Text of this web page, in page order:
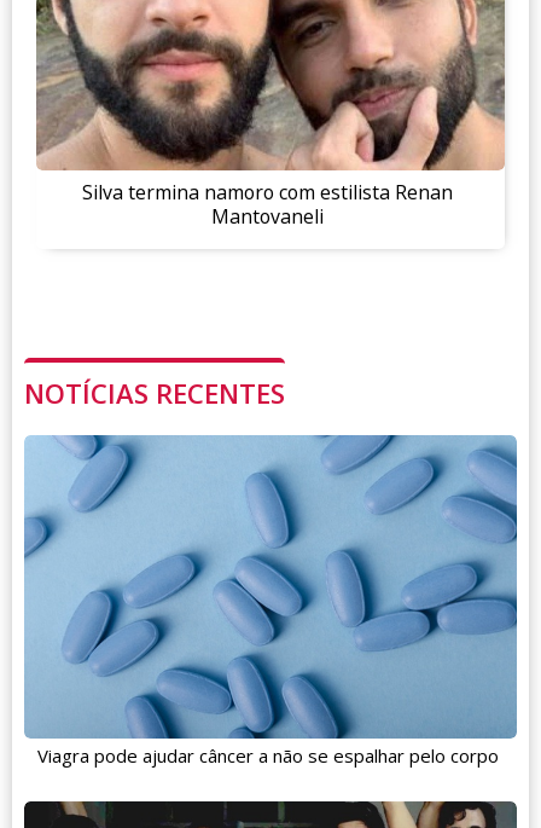
Silva termina namoro com estilista Renan
Mantovaneli
NOTÍCIAS RECENTES
Viagra pode ajudar câncer a não se espalhar pelo corpo